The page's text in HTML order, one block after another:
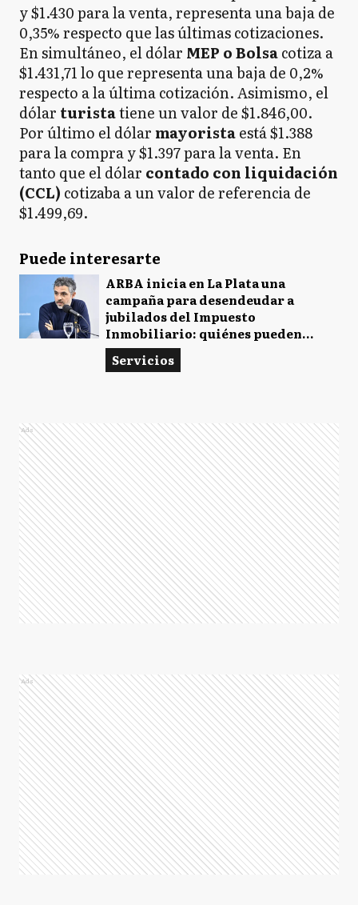
y $1.430 para la venta, representa una baja de
0,35% respecto que las últimas cotizaciones.
En simultáneo, el dólar MEP o Bolsacotiza a
$1.431,71 lo que representa una baja de 0,2%
respecto a la última cotización. Asimismo, el
dólar turistatiene un valor de $1.846,00.
Por último el dólar mayoristaestá $1.388
para la compra y $1.397 para la venta. En
tanto que el dólar contado con liquidación
(CCL) cotizaba a un valor de referencia de
$1.499,69.
Puede interesarte
ARBA inicia en La Plata una
campaña para desendeudar a
jubilados del Impuesto
Inmobiliario: quiénes pueden
acceder
Servicios
Ads
Ads